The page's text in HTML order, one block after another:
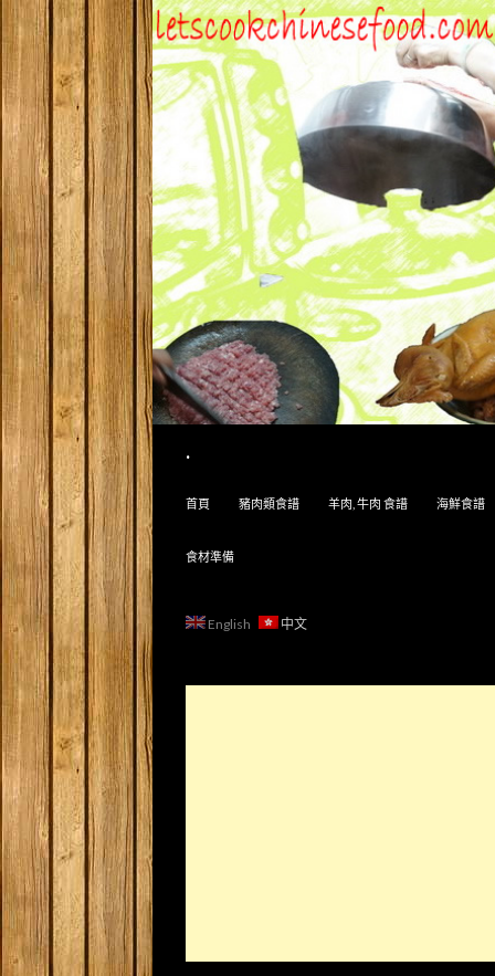
.
首頁
豬肉類食譜 羊肉, 牛肉 食譜 海鮮食譜
食材準備
English 中文